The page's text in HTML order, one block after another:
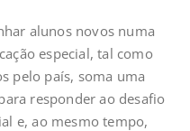
alunos novos numa
especial, tal como
pelo país, soma uma
responder ao desafio
e, ao mesmo tempo,